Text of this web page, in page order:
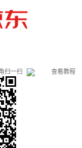
扫一扫 查看教程